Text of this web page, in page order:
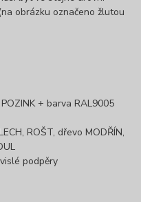
obrázku označeno žlutou
+ barva RAL9005
ROŠT, dřevo MODŘÍN,
podpěry